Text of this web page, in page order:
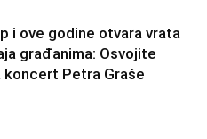
i ove godine otvara vrata
građanima: Osvojite
koncert Petra Graše